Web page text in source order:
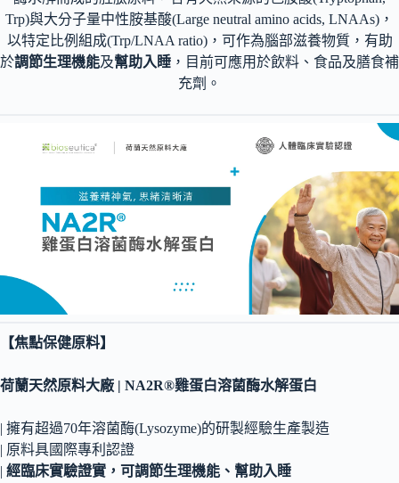
Trp)與大分子量中性胺基酸(Large neutral amino acids, LNAAs)，
以特定比例組成(Trp/LNAA ratio)，可作為腦部滋養物質，有助
於調節生理機能及幫助入睡 ，目前可應用於飲料、食品及膳食補
充劑。
【焦點保健原料】
荷蘭天然原料大廠 | NA2R®雞蛋白溶菌酶水解蛋白
| 擁有超過70年溶菌酶(Lysozyme)的研製經驗生產製造
| 原料具國際專利認證
| 經臨床實驗證實，可調節生理機能、幫助入睡